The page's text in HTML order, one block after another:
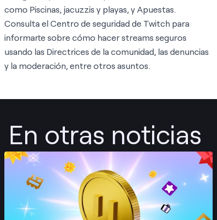
como Piscinas, jacuzzis y playas, y Apuestas.
Consulta elCentro de seguridadde Twitch para
informarte sobre cómo hacer streams seguros
usando las Directrices de la comunidad, las denuncias
y la moderación, entre otros asuntos.
En otras noticias
Publicar